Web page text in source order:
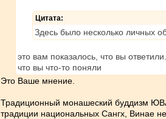
Цитата:
Здесь было несколько личных
это вам показалось, что вы
что вы что-то поняли
Это Ваше мнение.
Традиционный монашеский буддизм
традиции национальных Сангх, Винае